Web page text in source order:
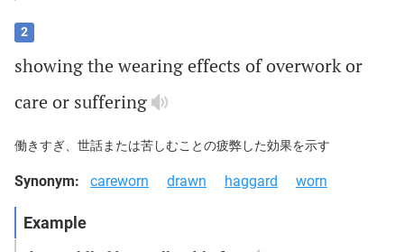
2
showingthe wearingeffects ofoverworkor
care or suffering
働きすぎ、世話または苦しむことの疲弊した効果を示す
Synonym: careworn drawn haggard worn